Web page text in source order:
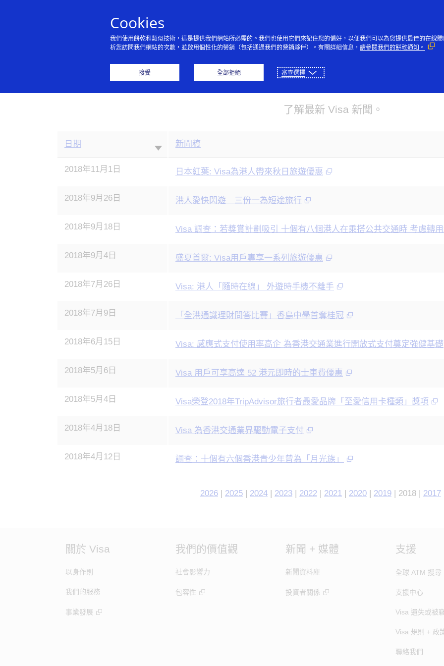
個人 企業與政府 創新者 社
新聞稿
了解最新 Visa 新聞。
releases
日期 新聞稿
2018年11月1日 日本紅葉: Visa為港人帶來秋日旅遊優惠
2018年9月26日 港人愛快閃遊 三份一為短途旅行
2018年9月18日 Visa 調查：若獎賞計劃吸引 十個有八個港人在乘搭公共交通時 考慮轉
2018年9月4日 盛夏首爾: Visa用戶專享一系列旅遊優惠
2018年7月26日 Visa: 港人「隨時在線」 外遊時手機不離手
2018年7月9日 「全港通識理財問答比賽」香島中學首奪桂冠
2018年6月15日 Visa: 感應式支付使用率高企 為香港交通業進行開放式支付奠定強健基礎
2018年5月6日 Visa 用戶可享高達 52 港元即時的士車費優惠
2018年5月4日 Visa榮登2018年TripAdvisor旅行者最愛品牌「至愛信用卡種類」獎項
2018年4月18日 Visa 為香港交通業界驅動電子支付
2018年4月12日 調查：十個有六個香港青少年曾為「月光族」
2026 | 2025 | 2024 | 2023 | 2022 | 2021 | 2020 | 2019 | 2018 | 2017
關於 Visa
以身作則
我們的服務
事業發展
我們的價值觀
社會影響力
包容性
新聞 + 媒體
新聞資料庫
投資者關係
支援
全球 ATM 搜尋
支援中心
Visa 遺失或被
Visa 規則 + 政
聯絡我們
Cookies
我們使用餅乾和類似技術，這是提供我們網站所必需的。我們也使用它們來記住您的偏好，以便我們可以為您提供最佳的在線
析您訪問我們網站的次數，並啟用個性化的營銷（包括通過我們的營銷夥伴）。有關詳細信息， 請參閱我們的餅乾通知。
接受 全部拒絕 審查選擇